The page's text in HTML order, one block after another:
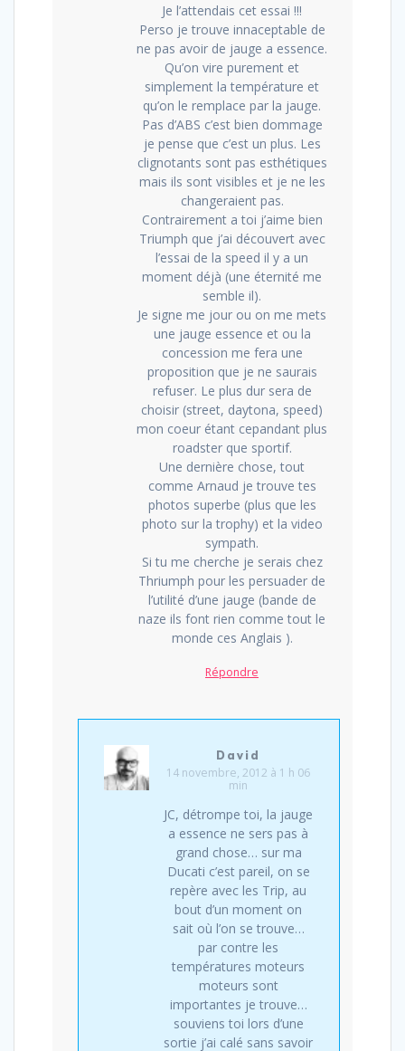
Je l’attendais cet essai !!!
Perso je trouve innaceptable de
ne pas avoir de jauge a essence.
Qu’on vire purement et
simplement la température et
qu’on le remplace par la jauge.
Pas d’ABS c’est bien dommage
je pense que c’est un plus. Les
clignotants sont pas esthétiques
mais ils sont visibles et je ne les
changeraient pas.
Contrairement a toi j’aime bien
Triumph que j’ai découvert avec
l’essai de la speed il y a un
moment déjà (une éternité me
semble il).
Je signe me jour ou on me mets
une jauge essence et ou la
concession me fera une
proposition que je ne saurais
refuser. Le plus dur sera de
choisir (street, daytona, speed)
mon coeur étant cepandant plus
roadster que sportif.
Une dernière chose, tout
comme Arnaud je trouve tes
photos superbe (plus que les
photo sur la trophy) et la video
sympath.
Si tu me cherche je serais chez
Thriumph pour les persuader de
l’utilité d’une jauge (bande de
naze ils font rien comme tout le
monde ces Anglais ).
Répondre
David
14 novembre, 2012 à 1 h 06
min
JC, détrompe toi, la jauge
a essence ne sers pas à
grand chose… sur ma
Ducati c’est pareil, on se
repère avec les Trip, au
bout d’un moment on
sait où l’on se trouve…
par contre les
températures moteurs
moteurs sont
importantes je trouve…
souviens toi lors d’une
sortie j’ai calé sans savoir